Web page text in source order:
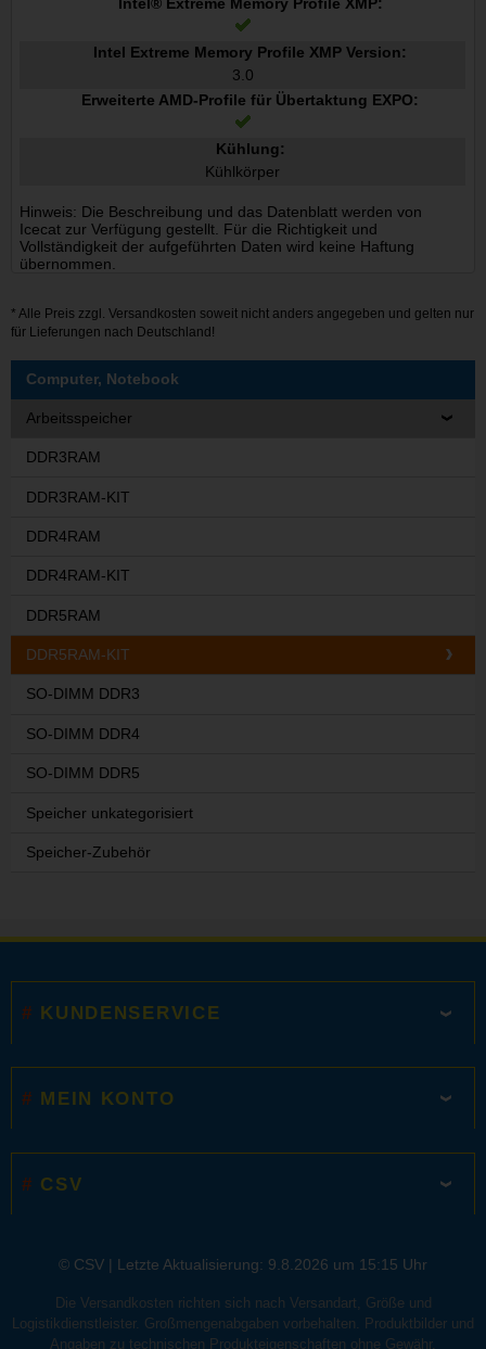
Intel Extreme Memory Profile XMP Version:
3.0
Erweiterte AMD-Profile für Übertaktung EXPO:
Kühlung:
Kühlkörper
Hinweis: Die Beschreibung und das Datenblatt werden von
Icecat zur Verfügung gestellt. Für die Richtigkeit und
Vollständigkeit der aufgeführten Daten wird keine Haftung
übernommen.
* Alle Preis zzgl. Versandkosten soweit nicht anders angegeben und gelten nur
für Lieferungen nach Deutschland!
Computer, Notebook
Arbeitsspeicher
DDR3RAM
DDR3RAM-KIT
DDR4RAM
DDR4RAM-KIT
DDR5RAM
DDR5RAM-KIT
SO-DIMM DDR3
SO-DIMM DDR4
SO-DIMM DDR5
Speicher unkategorisiert
Speicher-Zubehör
KUNDENSERVICE
MEIN KONTO
CSV
© CSV | Letzte Aktualisierung: 9.8.2026 um 15:15 Uhr
Die Versandkosten richten sich nach Versandart, Größe und
Logistikdienstleister. Großmengenabgaben vorbehalten. Produktbilder und
Angaben zu technischen Produkteigenschaften ohne Gewähr.